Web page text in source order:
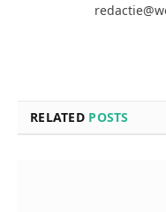
RELATED POSTS